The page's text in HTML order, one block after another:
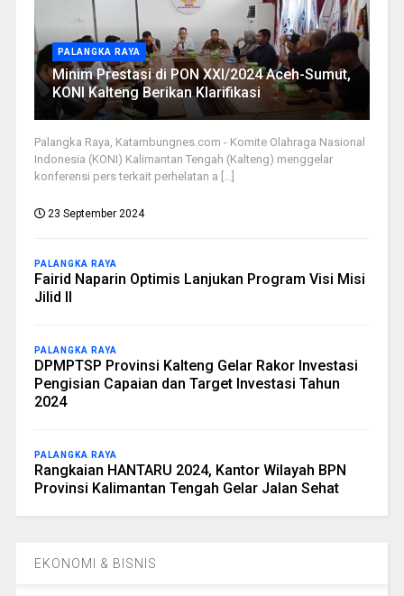
PALANGKA RAYA
Minim Prestasi di PON XXI/2024 Aceh-Sumut,
KONI Kalteng Berikan Klarifikasi
Palangka Raya, Katambungnes.com - Komite Olahraga Nasional
Indonesia (KONI) Kalimantan Tengah (Kalteng) menggelar
konferensi pers terkait perhelatan a [...]
23 September 2024
PALANGKA RAYA
Fairid Naparin Optimis Lanjukan Program Visi Misi
Jilid II
PALANGKA RAYA
DPMPTSP Provinsi Kalteng Gelar Rakor Investasi
Pengisian Capaian dan Target Investasi Tahun
2024
PALANGKA RAYA
Rangkaian HANTARU 2024, Kantor Wilayah BPN
Provinsi Kalimantan Tengah Gelar Jalan Sehat
EKONOMI & BISNIS